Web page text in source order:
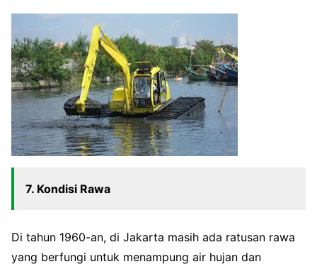
7. Kondisi Rawa
Di tahun 1960-an, di Jakarta masih ada ratusan rawa
yang berfungi untuk menampung air hujan dan